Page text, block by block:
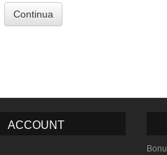
Continua
ACCOUNT